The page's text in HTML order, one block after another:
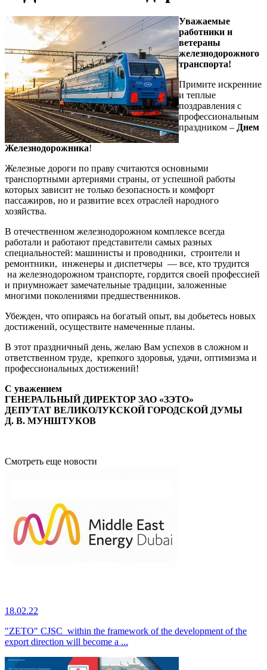
Уважаемые
работники и
ветераны
железнодорожного
транспорта!
Примите искренние
и теплые
поздравления с
профессиональным
праздником – Днем
Железнодорожника!
Железные дороги по праву считаются основными
транспортными артериями страны, от успешной работы
которых зависит не только безопасность и комфорт
пассажиров, но и развитие всех отраслей народного
хозяйства.
В отечественном железнодорожном комплексе всегда
работали и работают представители самых разных
специальностей: машинисты и проводники, строители и
ремонтники, инженеры и диспетчеры — все, кто трудится
на железнодорожном транспорте, гордится своей профессией
и приумножает замечательные традиции, заложенные
многими поколениями предшественников.
Убежден, что опираясь на богатый опыт, вы добьетесь новых
достижений, осуществите намеченные планы.
В этот праздничный день, желаю Вам успехов в сложном и
ответственном труде, крепкого здоровья, удачи, оптимизма и
профессиональных достижений!
С уважением
ГЕНЕРАЛЬНЫЙ ДИРЕКТОР ЗАО «ЗЭТО»
ДЕПУТАТ ВЕЛИКОЛУКСКОЙ ГОРОДСКОЙ ДУМЫ
Д. В. МУНШТУКОВ
Смотреть еще новости
18.02.22
"ZETO" CJSC within the framework of the development of the
export direction will become a ...